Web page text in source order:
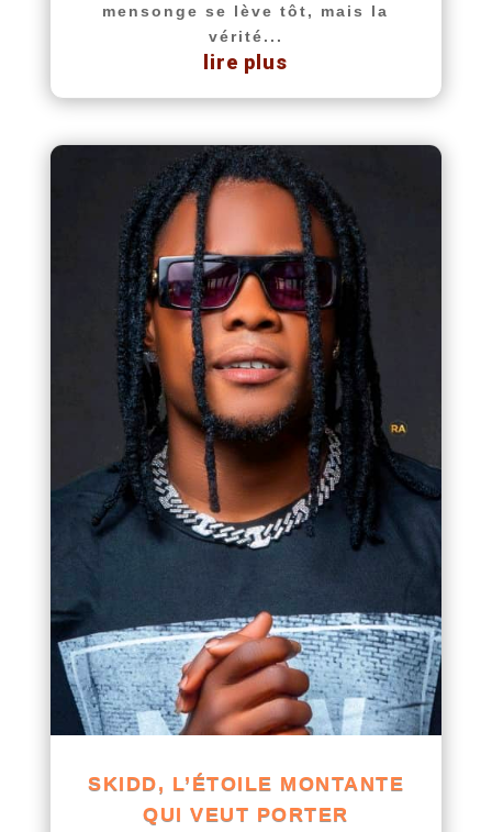
mensonge se lève tôt, mais la
vérité...
lire plus
SKIDD, L’ÉTOILE MONTANTE
QUI VEUT PORTER